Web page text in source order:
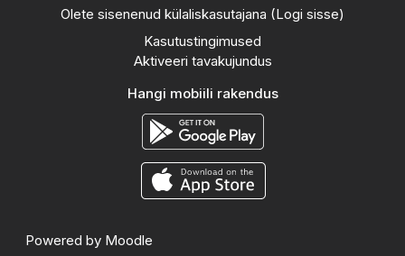
Olete sisenenud külaliskasutajana (Logi sisse)
Kasutustingimused
Aktiveeri tavakujundus
Hangi mobiili rakendus
Powered by Moodle